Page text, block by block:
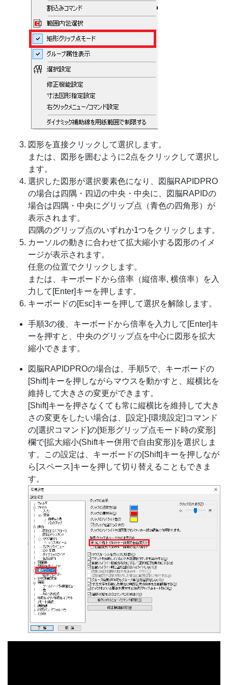
図形を直接クリックして選択します。
または、図形を囲むように2点をクリックして選択し
ます。
選択した図形が選択要素色になり、図脳RAPIDPRO
の場合は四隅・四辺の中央・中央に、図脳RAPIDの
場合は四隅・中央にグリップ点（青色の四角形）が
表示されます。
四隅のグリップ点のいずれか1つをクリックします。
カーソルの動きに合わせて拡大縮小する図形のイメ
ージが表示されます。
任意の位置でクリックします。
または、キーボードから倍率（縦倍率, 横倍率）を入
力して[Enter]キーを押します。
キーボードの[Esc]キーを押して選択を解除します。
手順3の後、キーボードから倍率を入力して[Enter]キ
ーを押すと、中央のグリップ点を中心に図形を拡大
縮小できます。
図脳RAPIDPROの場合は、手順5で、キーボードの
[Shift]キーを押しながらマウスを動かすと、縦横比を
維持して大きさの変更ができます。
[Shift]キーを押さなくても常に縦横比を維持して大き
さの変更をしたい場合は、[設定]-[環境設定]コマンド
の[選択コマンド]の[矩形グリップ点モード時の変形]
欄で[拡大縮小(Shiftキー併用で自由変形)]を選択しま
す。この設定は、キーボードの[Shift]キーを押しなが
ら[スペース]キーを押して切り替えることもできま
す。